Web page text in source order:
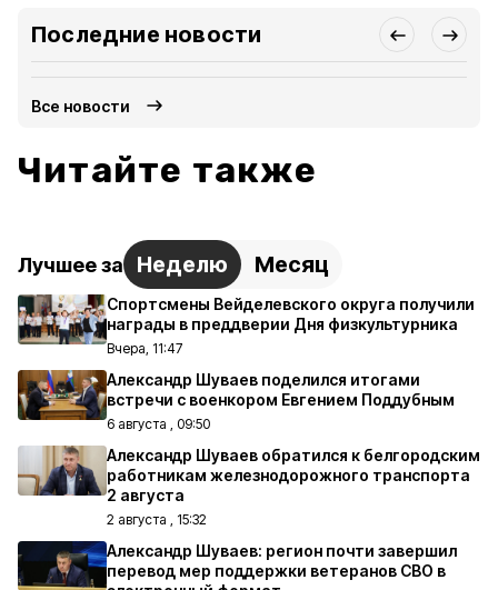
Последние новости
Все новости
Читайте также
Лучшее за Неделю Месяц
Спортсмены Вейделевского округа получили
награды в преддверии Дня физкультурника
Вчера, 11:47
Александр Шуваев поделился итогами
встречи с военкором Евгением Поддубным
6 августа , 09:50
Александр Шуваев обратился к белгородским
работникам железнодорожного транспорта
2 августа
2 августа , 15:32
Александр Шуваев: регион почти завершил
перевод мер поддержки ветеранов СВО в